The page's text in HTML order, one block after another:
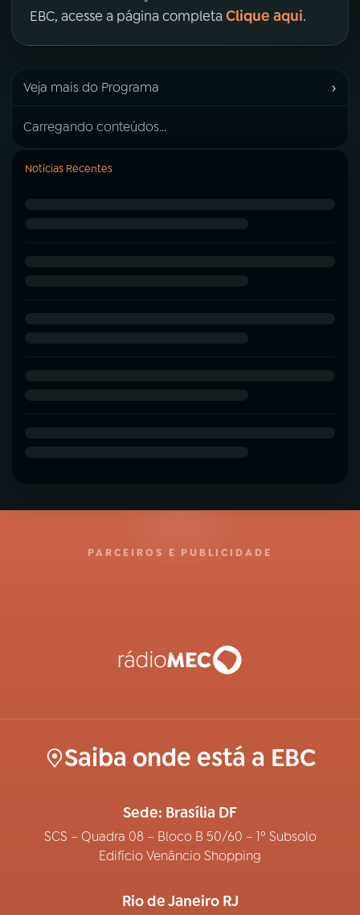
EBC, acesse a página completa Clique aqui.
Veja mais do Programa ›
Carregando conteúdos...
Notícias Recentes
PARCEIROS E PUBLICIDADE
Saiba onde está a EBC
Sede: Brasília DF
SCS – Quadra 08 – Bloco B 50/60 – 1º Subsolo
Edifício Venâncio Shopping
Rio de Janeiro RJ